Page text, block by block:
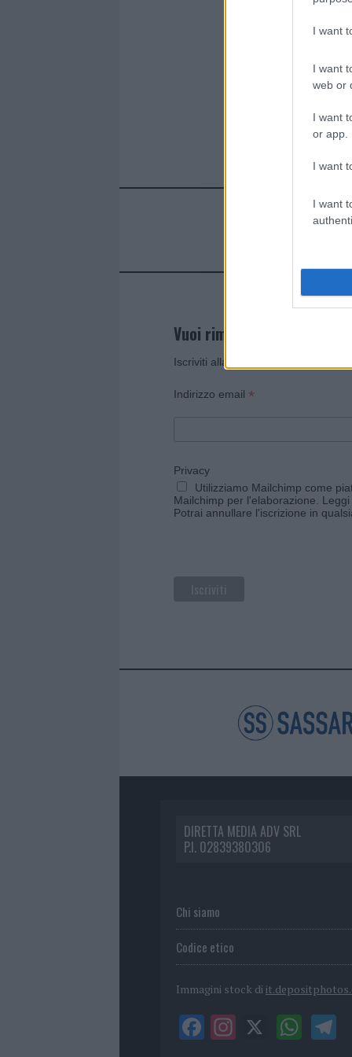
I want
I want
web or
I want
or app.
I want
I want
Vuoi rimanere sempre
Iscriviti alla newsletter di Gallura
Indirizzo email *
Privacy
Utilizziamo Mailchimp come
Mailchimp per l'elaborazione.
Potrai annullare l'iscrizione in
DIRETTA MEDIA ADV SRL
P.I. 02839380306
Chi siamo
Codice etico
Immagini stock di